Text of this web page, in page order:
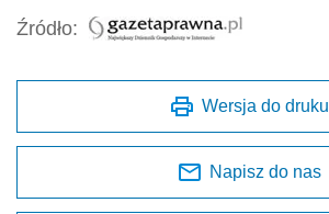
Źródło:
Wersja do druku
Napisz do nas